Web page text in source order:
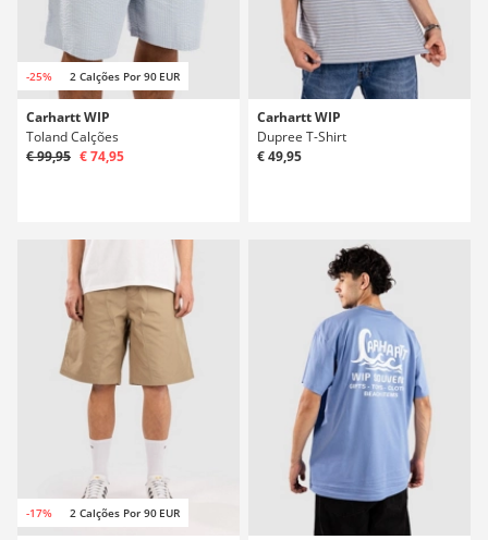
-25% 2 Calções Por 90 EUR
Carhartt WIP
Toland Calções
€ 99,95 € 74,95
Carhartt WIP
Dupree T-Shirt
€ 49,95
-17% 2 Calções Por 90 EUR